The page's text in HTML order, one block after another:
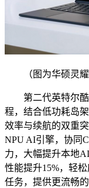
（图为华硕灵耀
第二代英特尔酷
程，结合低功耗岛
效率与续航的双重
NPU AI引擎，协同
力，大幅提升本地
性能提升15%，轻
任务，提供更流畅